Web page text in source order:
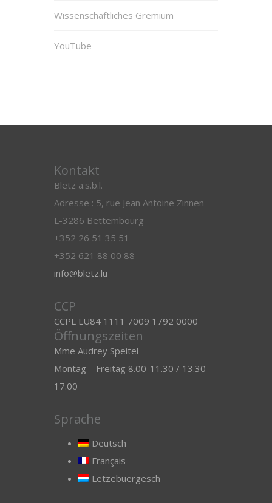
Wissenschaftliches Gremium
YouTube
Kontakt
Blëtz a.s.b.l.
Adresse : 5, rue Jean Antoine Zinnen
L-3286 Bettembourg
+352 26 51 35 51
+352 621 88 00 88
info@bletz.lu
CCP
CCPL LU84 1111 7009 1792 0000
Öffnungszeiten
Mme Audrey Speitel
Montag – Freitag 8.00-11.30 / 13.30-
17.00
Sprache
Deutsch
Français
Lëtzebuergesch